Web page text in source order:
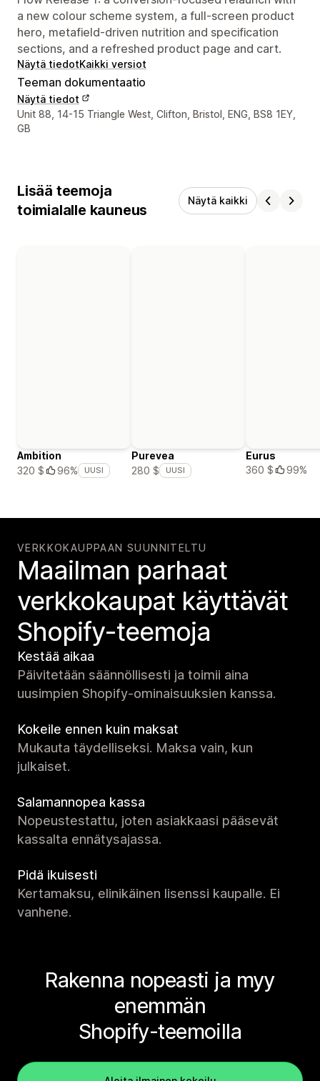
a new colour scheme system, a full-screen product
hero, metafield-driven nutrition and specification
sections, and a refreshed product page and cart.
Näytä tiedotKaikki versiot
Teeman dokumentaatio
Näytä tiedot
Suunnittelijan yhteystiedot
Unit 88, 14-15 Triangle West, Clifton, Bristol, ENG, BS8 1EY,
GB
Lisää teemoja
toimialalle kauneus
Näytä kaikki
Ambition
320 $
96% UUSI
Purevea
280 $
UUSI
Eurus
360 $
99%
VERKKOKAUPPAAN SUUNNITELTU
Maailman parhaat
verkko­kaupat käyttävät
Shopify-teemoja
Kestää aikaa
Päivitetään säännöllisesti ja toimii aina
uusimpien Shopify-ominaisuuksien kanssa.
Kokeile ennen kuin maksat
Mukauta täydelliseksi. Maksa vain, kun
julkaiset.
Salamannopea kassa
Nopeustestattu, joten asiakkaasi pääsevät
kassalta ennätysajassa.
Pidä ikuisesti
Kertamaksu, elinikäinen lisenssi kaupalle. Ei
vanhene.
Rakenna nopeasti ja myy
enemmän
Shopify-teemoilla